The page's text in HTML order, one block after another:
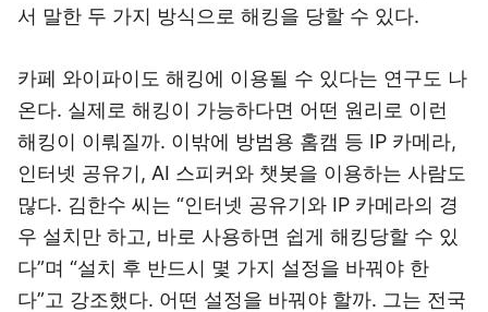
서 말한 두 가지 방식으로 해킹을 당할 수 있다.
카페 와이파이도 해킹에 이용될 수 있다는 연구도 나
온다. 실제로 해킹이 가능하다면 어떤 원리로 이런
해킹이 이뤄질까. 이밖에 방범용 홈캠 등 IP 카메라,
인터넷 공유기, AI 스피커와 챗봇을 이용하는 사람도
많다. 김한수 씨는 “인터넷 공유기와 IP 카메라의 경
우 설치만 하고, 바로 사용하면 쉽게 해킹당할 수 있
다”며 “설치 후 반드시 몇 가지 설정을 바꿔야 한
다”고 강조했다. 어떤 설정을 바꿔야 할까. 그는 전국